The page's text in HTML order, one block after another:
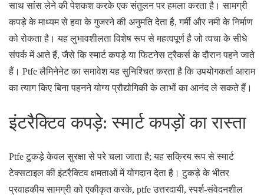
साथ सांस लेने की पेशकश करके एक संतुलन पर हमला करता है। सामग्री
कपड़े के माध्यम से हवा के गुजरने की अनुमति देता है, गर्मी और नमी के निर्माण
को रोकता है। यह लुभावशीलता विशेष रूप से महत्वपूर्ण है जो त्वचा के सीधे
संपर्क में आते हैं, जैसे कि स्मार्ट कपड़े या फिटनेस ट्रैकर्स के दौरान पहने जाते
हैं। Ptfe लैमिनेनेट का समावेश यह सुनिश्चित करता है कि उपयोगकर्ता आराम
का त्याग किए बिना पहनने योग्य प्रौद्योगिकी के लाभों का आनंद ले सकते हैं।
इंटरैक्टिव कपड़े: स्मार्ट कपड़ों का रास्ता
Ptfe टुकड़े केवल सुरक्षा से परे चला जाता है; यह सक्रिय रूप से स्मार्ट
टेक्सटाइल की इंटरैक्टिव क्षमताओं में योगदान देता है। टुकड़े के भीतर
प्रवाहकीय सामग्री को एकीकृत करके, ptfe उत्तरदायी, स्पर्श-संवेदनशील